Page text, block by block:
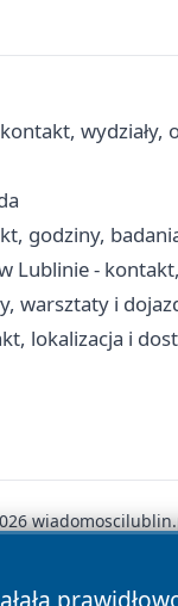
wydziały,
godziny,
Lublinie -
warsztaty i
lokalizacja i